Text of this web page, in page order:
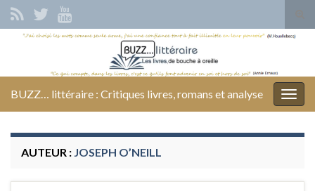
Search for:
BUZZ… littéraire : Critiques livres, romans et analyse
AUTEUR : JOSEPH O’NEILL